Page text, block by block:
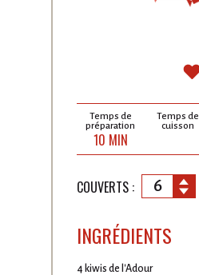
Temps de
préparation
10 MIN
Temps de
cuisson
COUVERTS : 6
INGRÉDIENTS
4 kiwis de l'Adour